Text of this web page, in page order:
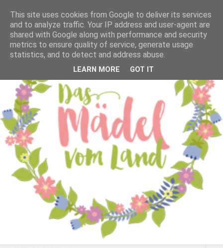
This site uses cookies from Google to deliver its services
and to analyze traffic. Your IP address and user-agent are
shared with Google along with performance and security
metrics to ensure quality of service, generate usage
statistics, and to detect and address abuse.
LEARN MORE GOT IT